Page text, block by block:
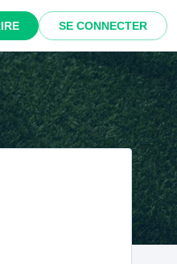
SE CONNECTER